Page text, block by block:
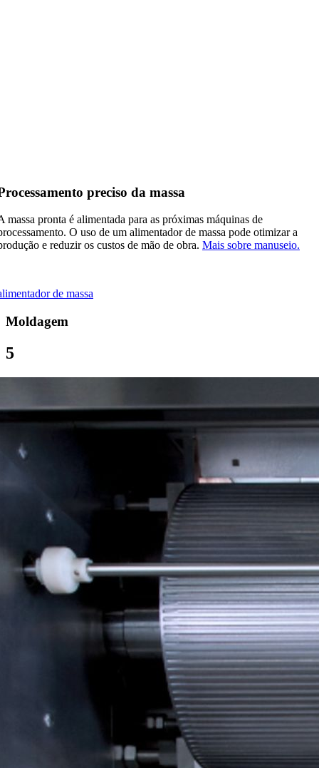
preciso da massa
massa pronta é alimentada para as próximas máquinas de
O uso de um alimentador de massa pode otimizar a
e reduzir os custos de mão de obra. Mais sobre manuseio.
de massa
Moldagem
5